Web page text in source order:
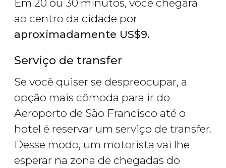
Em 20 ou 30 minutos, você chegará
ao centro da cidade por
aproximadamente US$9.
Serviço de transfer
Se você quiser se despreocupar, a
opção mais cômoda para ir do
Aeroporto de São Francisco até o
hotel é reservar um serviço de transfer.
Desse modo, um motorista vai lhe
esperar na zona de chegadas do